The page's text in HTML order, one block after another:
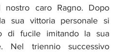
nostro caro Ragno. Dopo
sua vittoria personale si
di fucile imitando la sua
Nel triennio successivo